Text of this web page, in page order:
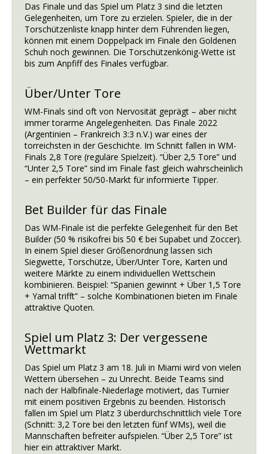
Das Finale und das Spiel um Platz 3 sind die letzten
Gelegenheiten, um Tore zu erzielen. Spieler, die in der
Torschützenliste knapp hinter dem Führenden liegen,
können mit einem Doppelpack im Finale den Goldenen
Schuh noch gewinnen. Die Torschützenkönig-Wette ist
bis zum Anpfiff des Finales verfügbar.
Über/Unter Tore
WM-Finals sind oft von Nervosität geprägt – aber nicht
immer torarme Angelegenheiten. Das Finale 2022
(Argentinien – Frankreich 3:3 n.V.) war eines der
torreichsten in der Geschichte. Im Schnitt fallen in WM-
Finals 2,8 Tore (reguläre Spielzeit). “Über 2,5 Tore” und
“Unter 2,5 Tore” sind im Finale fast gleich wahrscheinlich
– ein perfekter 50/50-Markt für informierte Tipper.
Bet Builder für das Finale
Das WM-Finale ist die perfekte Gelegenheit für den Bet
Builder (50 % risikofrei bis 50 € bei Supabet und Zoccer).
In einem Spiel dieser Größenordnung lassen sich
Siegwette, Torschütze, Über/Unter Tore, Karten und
weitere Märkte zu einem individuellen Wettschein
kombinieren. Beispiel: “Spanien gewinnt + Über 1,5 Tore
+ Yamal trifft” – solche Kombinationen bieten im Finale
attraktive Quoten.
Spiel um Platz 3: Der vergessene
Wettmarkt
Das Spiel um Platz 3 am 18. Juli in Miami wird von vielen
Wettern übersehen – zu Unrecht. Beide Teams sind
nach der Halbfinale-Niederlage motiviert, das Turnier
mit einem positiven Ergebnis zu beenden. Historisch
fallen im Spiel um Platz 3 überdurchschnittlich viele Tore
(Schnitt: 3,2 Tore bei den letzten fünf WMs), weil die
Mannschaften befreiter aufspielen. “Über 2,5 Tore” ist
hier ein attraktiver Markt.